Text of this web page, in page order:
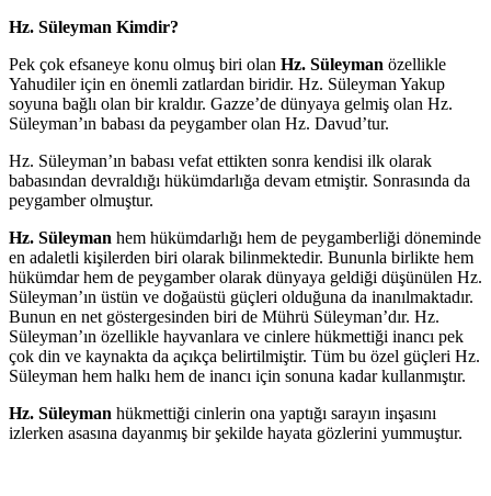
Hz. Süleyman Kimdir?
Pek çok efsaneye konu olmuş biri olan Hz. Süleyman özellikle
Yahudiler için en önemli zatlardan biridir. Hz. Süleyman Yakup
soyuna bağlı olan bir kraldır. Gazze’de dünyaya gelmiş olan Hz.
Süleyman’ın babası da peygamber olan Hz. Davud’tur.
Hz. Süleyman’ın babası vefat ettikten sonra kendisi ilk olarak
babasından devraldığı hükümdarlığa devam etmiştir. Sonrasında da
peygamber olmuştur.
Hz. Süleyman hem hükümdarlığı hem de peygamberliği döneminde
en adaletli kişilerden biri olarak bilinmektedir. Bununla birlikte hem
hükümdar hem de peygamber olarak dünyaya geldiği düşünülen Hz.
Süleyman’ın üstün ve doğaüstü güçleri olduğuna da inanılmaktadır.
Bunun en net göstergesinden biri de Mührü Süleyman’dır. Hz.
Süleyman’ın özellikle hayvanlara ve cinlere hükmettiği inancı pek
çok din ve kaynakta da açıkça belirtilmiştir. Tüm bu özel güçleri Hz.
Süleyman hem halkı hem de inancı için sonuna kadar kullanmıştır.
Hz. Süleyman hükmettiği cinlerin ona yaptığı sarayın inşasını
izlerken asasına dayanmış bir şekilde hayata gözlerini yummuştur.